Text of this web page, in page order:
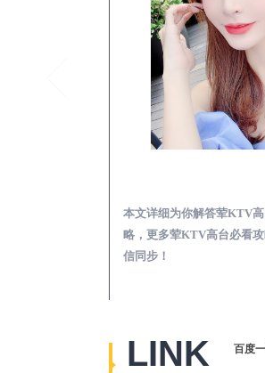
本文详细为你解答荤KTV各
KTV夜场包含什么服务免费
信同步！
LINK 百度